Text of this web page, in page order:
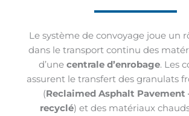
Le système de convoyage joue un
dans le transport continu des
d’une centrale d’enrobage. Les
assurent le transfert des granulats
(Reclaimed Asphalt Pavement
recyclé) et des matériaux